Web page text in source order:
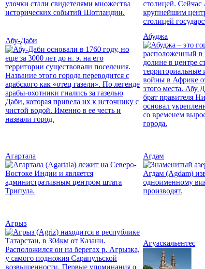
Абу-Даби
Абуджа
Агартала Агдам
Агрыз
Агуаскальентес